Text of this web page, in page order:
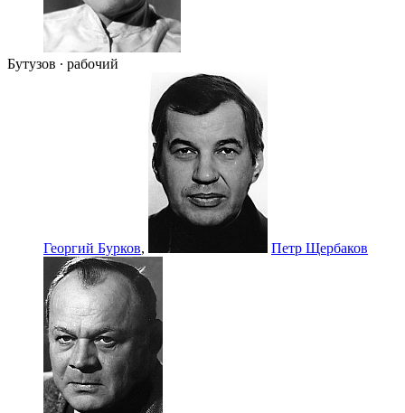
Бутузов ∙ рабочий
Георгий Бурков, Петр Щербаков